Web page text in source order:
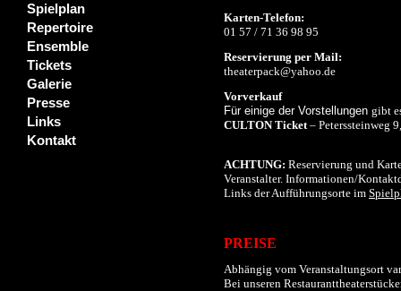
Spielplan
Repertoire
Ensemble
Tickets
Galerie
Presse
Links
Kontakt
Karten-Telefon:
01 57 / 71 36 98 95
Reservierung per Mail:
theaterpack@yahoo.de
Vorverkauf
Für einige der Vorstellungen gibt
CULTON Ticket– Peterssteinweg
ACHTUNG: Reservierung und
Veranstalter. Informationen/
Links derAufführungsorte im
PREISE
Abhängig vom Veranstaltungsort
Bei unseren